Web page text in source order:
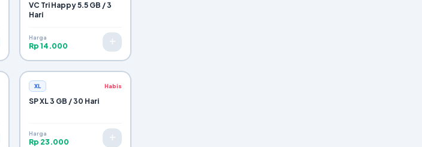
VC Tri Happy 5.5 GB / 3
Hari
Harga
Rp 14.000
XL Habis
SP XL 3 GB / 30 Hari
Harga
Rp 23.000